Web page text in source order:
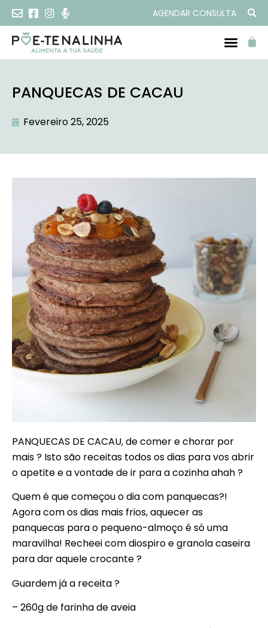
AGENDAR CONSULTA
PANQUECAS DE CACAU
Fevereiro 25, 2025
PANQUECAS DE CACAU, de comer e chorar por
mais ? Isto são receitas todos os dias para vos abrir
o apetite e a vontade de ir para a cozinha ahah ?
Quem é que começou o dia com panquecas?!
Agora com os dias mais frios, aquecer as
panquecas para o pequeno-almoço é só uma
maravilha! Recheei com diospiro e granola caseira
para dar aquele crocante ?
Guardem já a receita ?
– 260g de farinha de aveia